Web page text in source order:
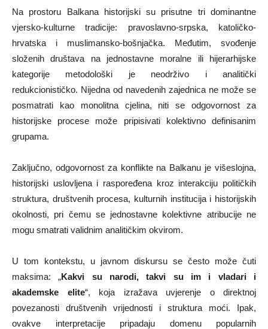
Na prostoru Balkana historijski su prisutne tri dominantne
vjersko-kulturne tradicije: pravoslavno-srpska, katoličko-
hrvatska i muslimansko-bošnjačka. Međutim, svođenje
složenih društava na jednostavne moralne ili hijerarhijske
kategorije metodološki je neodrživo i analitički
redukcionističko. Nijedna od navedenih zajednica ne može se
posmatrati kao monolitna cjelina, niti se odgovornost za
historijske procese može pripisivati kolektivno definisanim
grupama.
Zaključno, odgovornost za konflikte na Balkanu je višeslojna,
historijski uslovljena i raspoređena kroz interakciju političkih
struktura, društvenih procesa, kulturnih institucija i historijskih
okolnosti, pri čemu se jednostavne kolektivne atribucije ne
mogu smatrati validnim analitičkim okvirom.
U tom kontekstu, u javnom diskursu se često može čuti
maksima: „Kakvi su narodi, takvi su im i vladari i
akademske elite“, koja izražava uvjerenje o direktnoj
povezanosti društvenih vrijednosti i struktura moći. Ipak,
ovakve interpretacije pripadaju domenu popularnih